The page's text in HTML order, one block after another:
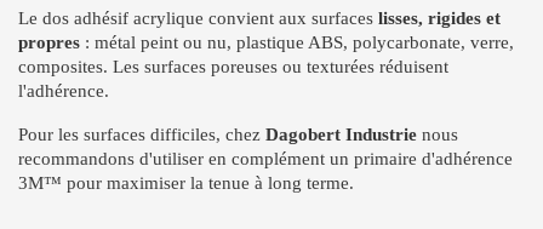
Le dos adhésif acrylique convient aux surfaces lisses, rigides et
propres : métal peint ou nu, plastique ABS, polycarbonate, verre,
composites. Les surfaces poreuses ou texturées réduisent
l'adhérence.
Pour les surfaces difficiles, chez Dagobert Industrie nous
recommandons d'utiliser en complément un primaire d'adhérence
3M™ pour maximiser la tenue à long terme.